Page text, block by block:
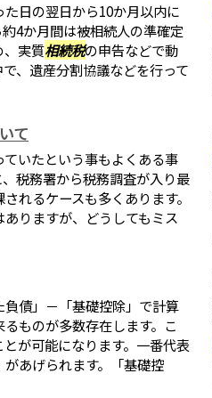
日の翌日から10か月以内に
4か月間は被相続人の準確定
、実質相続税の申告などで動
、遺産分割協議などを行って
て
いたという事もよくある事
税務署から税務調査が入り最
れるケースも多くあります。
りますが、どうしてもミス
債」－「基礎控除」で計算
ものが多数存在します。こ
が可能になります。一番代表
あげられます。「基礎控